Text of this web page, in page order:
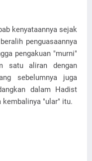
kenyataannya sejak
penguasaannya
pengakuan "murni"
satu aliran dengan
sebelumnya juga
dalam Hadist
"ular" itu.